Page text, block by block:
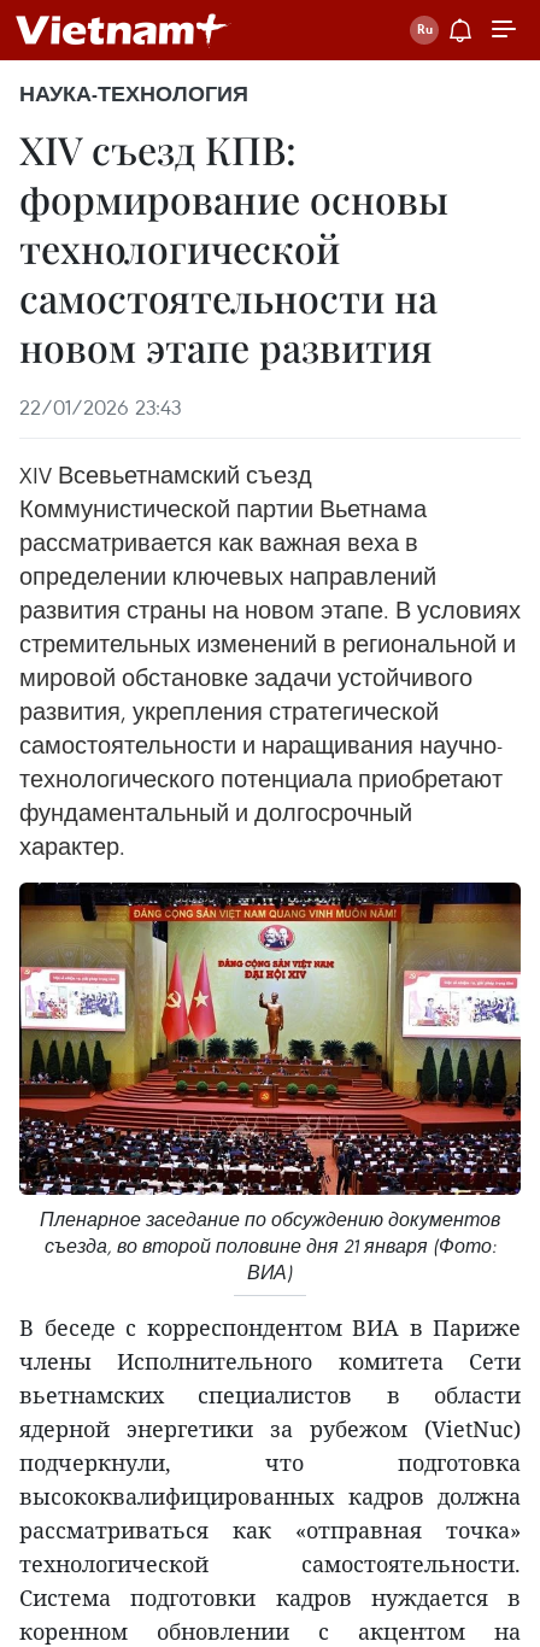
НАУКА-ТЕХНОЛОГИЯ
XIV съезд КПВ:
формирование основы
технологической
самостоятельности на
новом этапе развития
22/01/2026 23:43
XIV Всевьетнамский съезд
Коммунистической партии Вьетнама
рассматривается как важная веха в
определении ключевых направлений
развития страны на новом этапе. В условиях
стремительных изменений в региональной и
мировой обстановке задачи устойчивого
развития, укрепления стратегической
самостоятельности и наращивания научно-
технологического потенциала приобретают
фундаментальный и долгосрочный
характер.
Пленарное заседание по обсуждению документов
съезда, во второй половине дня 21 января (Фото:
ВИА)
В беседе с корреспондентом ВИА в Париже
члены Исполнительного комитета Сети
вьетнамских специалистов в области
ядерной энергетики за рубежом (VietNuc)
подчеркнули, что подготовка
высококвалифицированных кадров должна
рассматриваться как «отправная точка»
технологической самостоятельности.
Система подготовки кадров нуждается в
коренном обновлении с акцентом на